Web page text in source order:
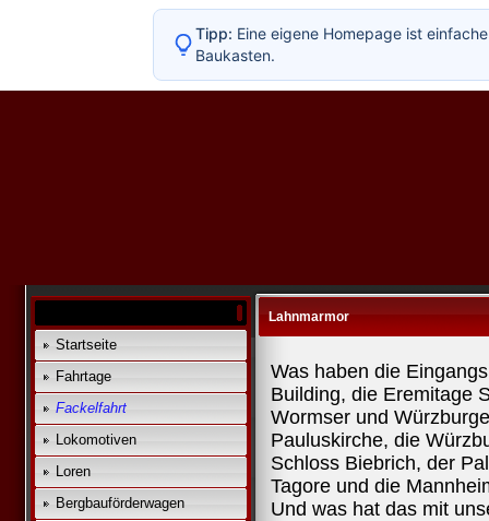
Startseite
Fahrtage
Fackelfahrt
Lokomotiven
Loren
Bergbauförderwagen
Lahnmarmor
Was haben die
Building, die Eremitage
Wormser und
Pauluskirche, die
Schloss Biebrich, der
Tagore und die
Und was hat das mit
Tipp: Eine eigene Homepage ist
Baukasten.